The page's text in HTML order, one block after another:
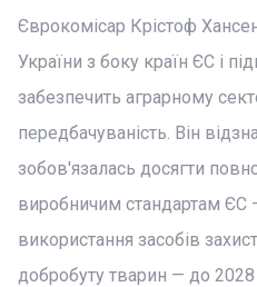
Єврокомісар Крістоф
України з боку країн ЄС і
забезпечить аграрному
передбачуваність. Він
зобов'язалась досягти
виробничим стандартам
використання засобів
добробуту тварин — до 2028